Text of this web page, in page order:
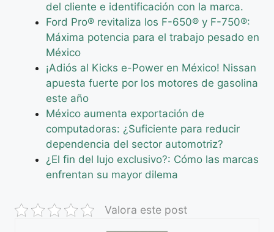
del cliente e identificación con la marca.
Ford Pro® revitaliza los F-650® y F-750®:
Máxima potencia para el trabajo pesado en
México
¡Adiós al Kicks e-Power en México! Nissan
apuesta fuerte por los motores de gasolina
este año
México aumenta exportación de
computadoras: ¿Suficiente para reducir
dependencia del sector automotriz?
¿El fin del lujo exclusivo?: Cómo las marcas
enfrentan su mayor dilema
Valora este post